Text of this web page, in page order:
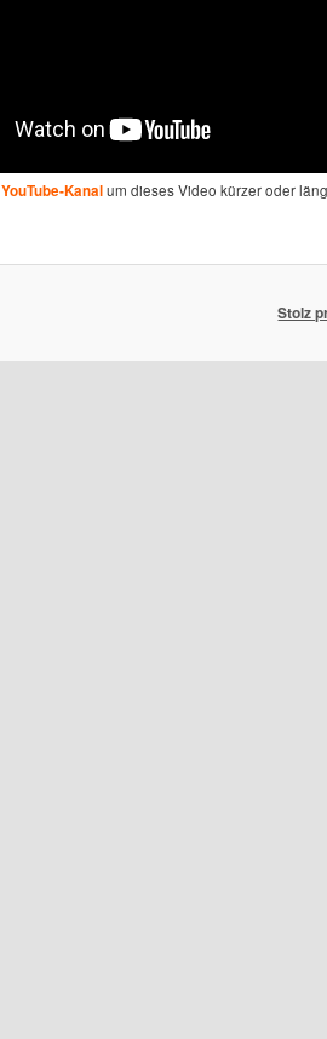
YouTube-Kanalum dieses Video kürzer oder
Stolz